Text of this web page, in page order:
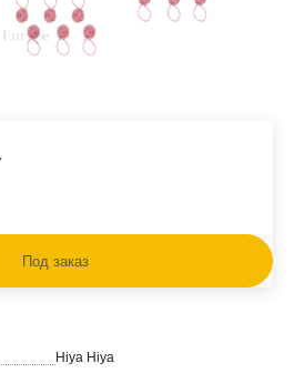
Под заказ
Hiya Hiya